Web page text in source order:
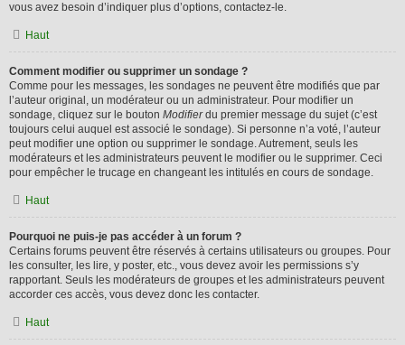
vous avez besoin d’indiquer plus d’options, contactez-le.
Haut
Comment modifier ou supprimer un sondage ?
Comme pour les messages, les sondages ne peuvent être modifiés que par
l’auteur original, un modérateur ou un administrateur. Pour modifier un
sondage, cliquez sur le bouton Modifierdu premier message du sujet (c’est
toujours celui auquel est associé le sondage). Si personne n’a voté, l’auteur
peut modifier une option ou supprimer le sondage. Autrement, seuls les
modérateurs et les administrateurs peuvent le modifier ou le supprimer. Ceci
pour empêcher le trucage en changeant les intitulés en cours de sondage.
Haut
Pourquoi ne puis-je pas accéder à un forum ?
Certains forums peuvent être réservés à certains utilisateurs ou groupes. Pour
les consulter, les lire, y poster, etc., vous devez avoir les permissions s’y
rapportant. Seuls les modérateurs de groupes et les administrateurs peuvent
accorder ces accès, vous devez donc les contacter.
Haut